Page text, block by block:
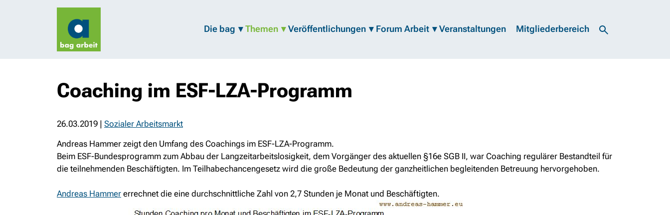
Die bag Themen Veröffentlichungen Forum Arbeit Veranstaltungen Mitgliederbereich
Coaching im ESF-LZA-Programm
26.03.2019 | Sozialer Arbeitsmarkt
Andreas Hammer zeigt den Umfang des Coachings im ESF-LZA-Programm.
Beim ESF-Bundesprogramm zum Abbau der Langzeitarbeitslosigkeit, dem Vorgänger des aktuellen §16e SGB II, war Coaching regulärer Bestandteil für
die teilnehmenden Beschäftigten. Im Teilhabechancengesetz wird die große Bedeutung der ganzheitlichen begleitenden Betreuung hervorgehoben.
Andreas Hammer errechnet die eine durchschnittliche Zahl von 2,7 Stunden je Monat und Beschäftigten.